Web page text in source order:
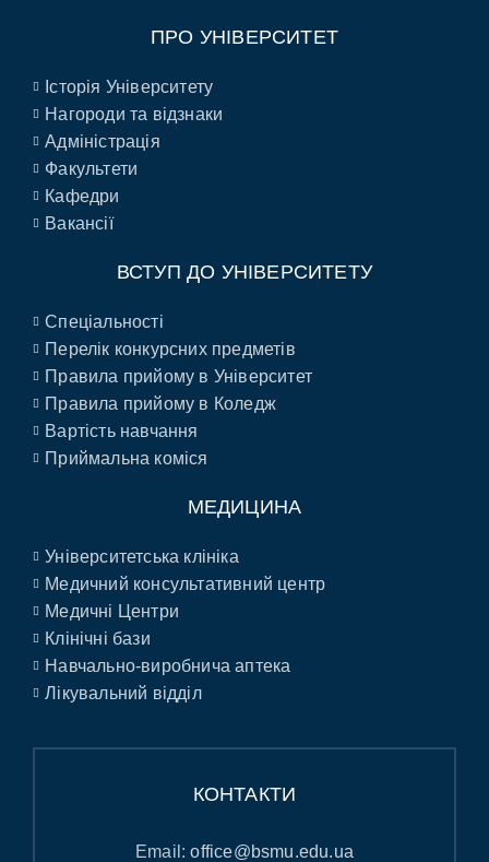
ПРО УНІВЕРСИТЕТ
Історія Університету
Нагороди та відзнаки
Адміністрація
Факультети
Кафедри
Вакансії
ВСТУП ДО УНІВЕРСИТЕТУ
Спеціальності
Перелік конкурсних предметів
Правила прийому в Університет
Правила прийому в Коледж
Вартість навчання
Приймальна коміся
МЕДИЦИНА
Університетська клініка
Медичний консультативний центр
Медичні Центри
Клінічні бази
Навчально-виробнича аптека
Лікувальний відділ
КОНТАКТИ
Email:office@bsmu.edu.ua